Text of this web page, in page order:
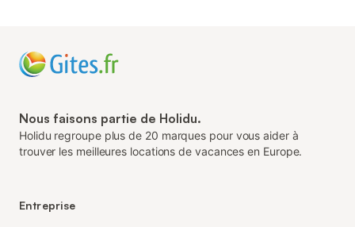
Nous faisons partie de Holidu.
Holidu regroupe plus de 20 marques pour vous aider à
trouver les meilleures locations de vacances en Europe.
Entreprise